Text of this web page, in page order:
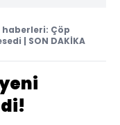
haberleri: Çöp
| SON DAKİKA